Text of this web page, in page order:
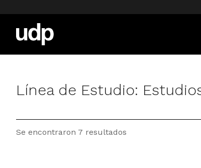
Línea de Estudio:
Se encontraron 7 resultados